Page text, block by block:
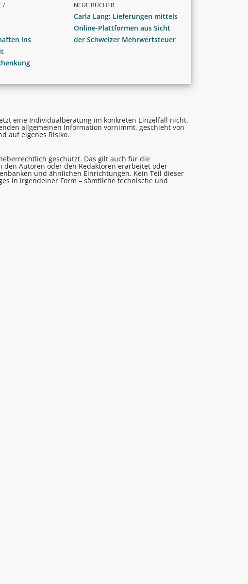
/
ins
NEUE BÜCHER
Carla Lang: Lieferungen mittels
Online-Plattformen aus Sicht
der Schweizer Mehrwertsteuer
eine Individualberatung im konkreten Einzelfall nicht.
allgemeinen Information vornimmt, geschieht von
auf eigenes Risiko.
geschützt. Das gilt auch für die
Autoren oder den Redaktoren erarbeitet oder
und ähnlichen Einrichtungen. Kein Teil dieser
in irgendeiner Form – sämtliche technische und